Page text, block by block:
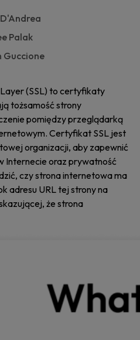
Palak
Guccione
(SSL) to certyfikaty
tożsamość strony
pomiędzy przeglądarką
Certyfikat SSL jest
organizacji, aby zapewnić
Internecie oraz prywatność
czy strona internetowa ma
adresu URL tej strony na
że strona